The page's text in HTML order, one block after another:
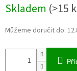
cena:
Skladem (>15
Můžeme doručit do: